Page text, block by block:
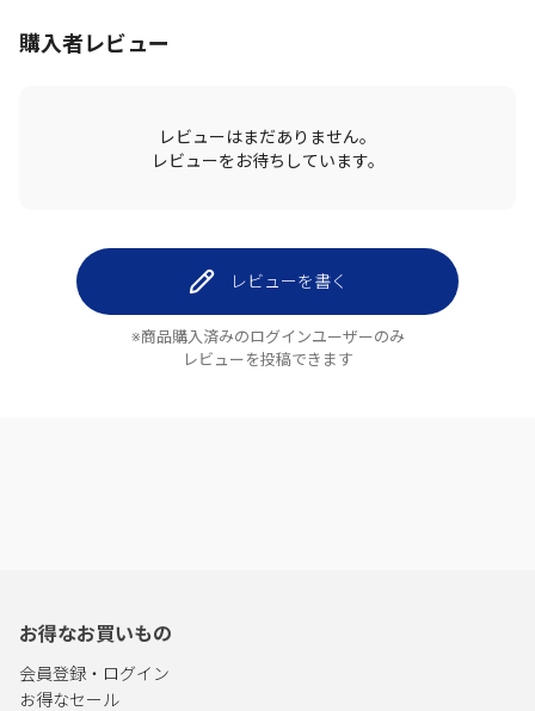
購入者レビュー
レビューはまだありません。
レビューをお待ちしています。
レビューを書く
※商品購入済みのログインユーザーのみ
レビューを投稿できます
お得なお買いもの
会員登録・ログイン
お得なセール